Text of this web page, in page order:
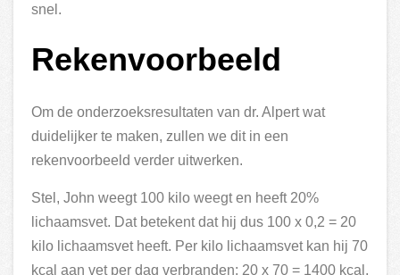
snel.
Rekenvoorbeeld
Om de onderzoeksresultaten van dr. Alpert wat
duidelijker te maken, zullen we dit in een
rekenvoorbeeld verder uitwerken.
Stel, John weegt 100 kilo weegt en heeft 20%
lichaamsvet. Dat betekent dat hij dus 100 x 0,2 = 20
kilo lichaamsvet heeft. Per kilo lichaamsvet kan hij 70
kcal aan vet per dag verbranden: 20 x 70 = 1400 kcal.